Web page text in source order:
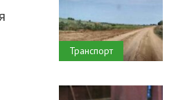
Транспорт